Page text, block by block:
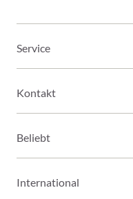
Service
Kontakt
Beliebt
International